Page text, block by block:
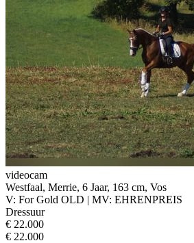
videocam
Westfaal, Merrie, 6 Jaar, 163 cm, Vos
V: For Gold OLD | MV: EHRENPREIS
Dressuur
€ 22.000
€ 22.000